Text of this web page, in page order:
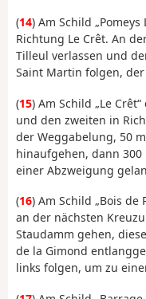
(14) Am Schild
Richtung Le Crêt. An
Tilleul verlassen und
Saint Martin folgen,
(15) Am Schild „Le
und den zweiten in
der Weggabelung, 50
hinaufgehen, dann
einer Abzweigung
(16) Am Schild „Bois de
an der nächsten
Staudamm gehen,
de la Gimond
links folgen, um zu